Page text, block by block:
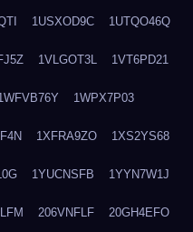
1USXOD9C 1UTQO46Q
1VLGOT3L 1VT6PD21
1WPX7P03
1XFRA9ZO 1XS2YS68
1YUCNSFB 1YYN7W1J
206VNFLF 20GH4EFO